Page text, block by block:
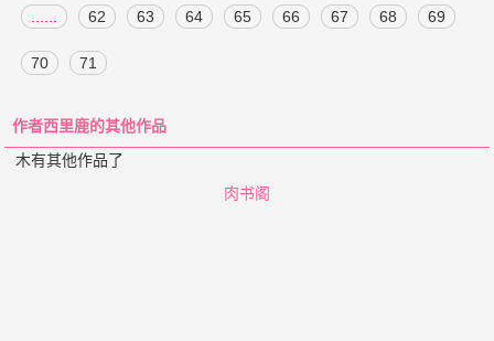
62 63 64 65 66 67 68 69
70 71
作者西里鹿的其他作品
木有其他作品了
肉书阁